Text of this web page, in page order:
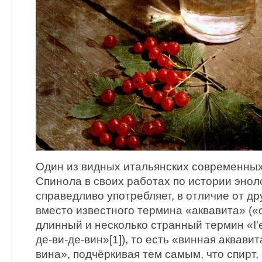
Один из видных итальянских
Спинола в своих работах по истории
справедливо употребляет, в отличие от
вместо известного термина «аквавита»
длинный и несколько странный термин
де-ви-де-вин»[1]), то есть «винная
вина», подчёркивая тем самым, что